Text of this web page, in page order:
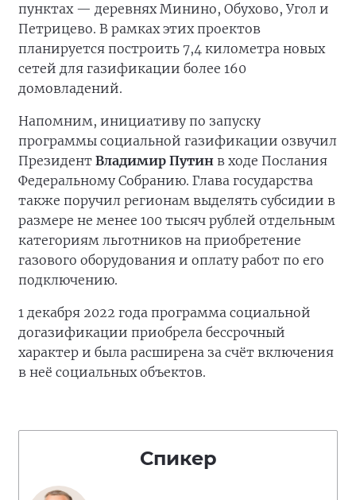
пунктах — деревнях Минино, Обухово, Угол и
Петрицево. В рамках этих проектов
планируется построить 7,4 километра новых
сетей для газификации более 160
домовладений.
Напомним, инициативу по запуску
программы социальной газификации озвучил
Президент Владимир Путин в ходе Послания
Федеральному Собранию. Глава государства
также поручил регионам выделять субсидии в
размере не менее 100 тысяч рублей отдельным
категориям льготников на приобретение
газового оборудования и оплату работ по его
подключению.
1 декабря 2022 года программа социальной
догазификации приобрела бессрочный
характер и была расширена за счёт включения
в неё социальных объектов.
Спикер